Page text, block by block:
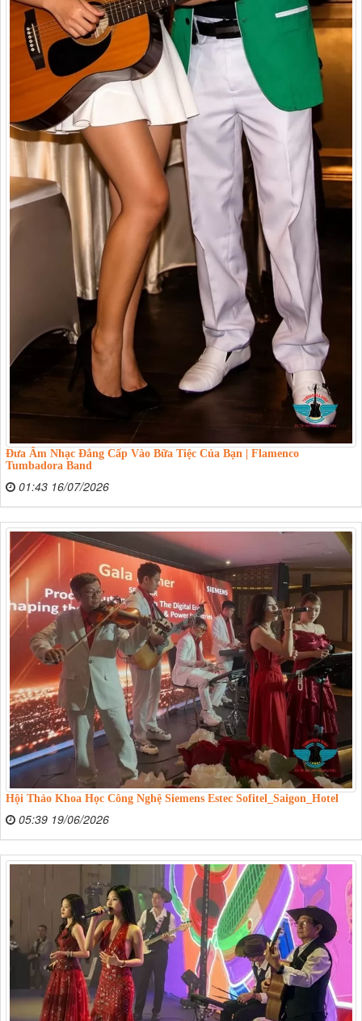
Đưa Âm Nhạc Đẳng Cấp Vào Bữa Tiệc Của Bạn | Flamenco
Tumbadora Band
01:43 16/07/2026
Hội Thảo Khoa Học Công Nghệ Siemens Estec Sofitel_Saigon_Hotel
05:39 19/06/2026